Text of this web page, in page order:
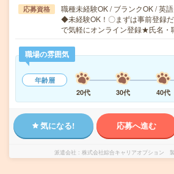
応募資格
職種未経験OK / ブランクOK / 英
◆未経験OK！〇まずは事前登録
で気軽にオンライン登録★氏名
職場の雰囲気
年齢層
20代
30代 40代
気になる! 応募へ進む
派遣会社 株式会社綜合キャリアオプション 製